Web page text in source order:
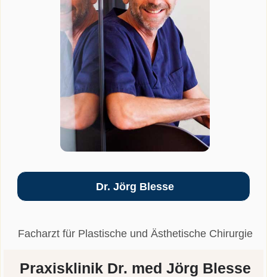
Dr. Jörg Blesse
Facharzt für Plastische und Ästhetische Chirurgie
Praxisklinik Dr. med Jörg Blesse